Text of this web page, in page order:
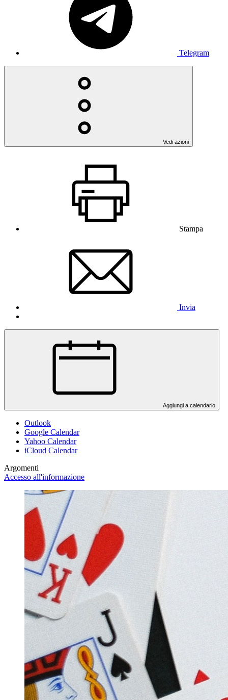
Telegram
Vedi azioni
Stampa
Invia
Aggiungi a calendario
Outlook
Google Calendar
Yahoo Calendar
iCloud Calendar
Argomenti
Accesso all'informazione